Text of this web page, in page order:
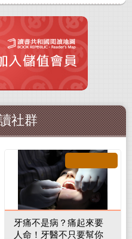
社群
牙痛不是病？痛起來要
人命！牙醫不只要幫你